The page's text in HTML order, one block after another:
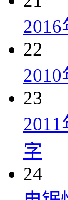
22
23
字
24